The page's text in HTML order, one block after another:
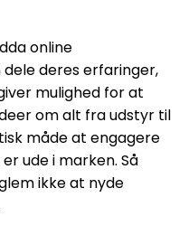
online
deres erfaringer,
mulighed for at
om alt fra udstyr til
måde at engagere
ude i marken. Så
ikke at nyde